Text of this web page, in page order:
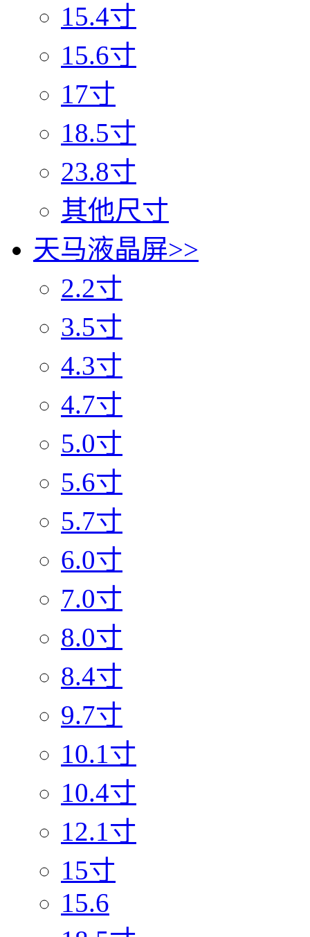
15.4寸
15.6寸
17寸
18.5寸
23.8寸
其他尺寸
天马液晶屏>>
2.2寸
3.5寸
4.3寸
4.7寸
5.0寸
5.6寸
5.7寸
6.0寸
7.0寸
8.0寸
8.4寸
9.7寸
10.1寸
10.4寸
12.1寸
15寸
15.6